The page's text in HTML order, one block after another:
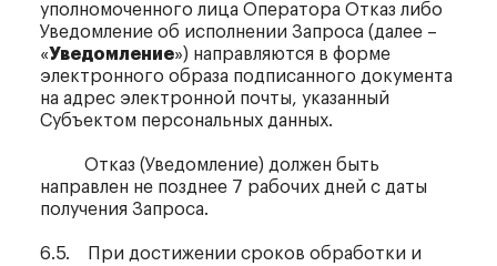
уполномоченного лица Оператора Отказ либо
Уведомление об исполнении Запроса (далее –
«Уведомление») направляются в форме
электронного образа подписанного документа
на адрес электронной почты, указанный
Субъектом персональных данных.
Отказ (Уведомление) должен быть
направлен не позднее 7 рабочих дней с даты
получения Запроса.
6.5. При достижении сроков обработки и